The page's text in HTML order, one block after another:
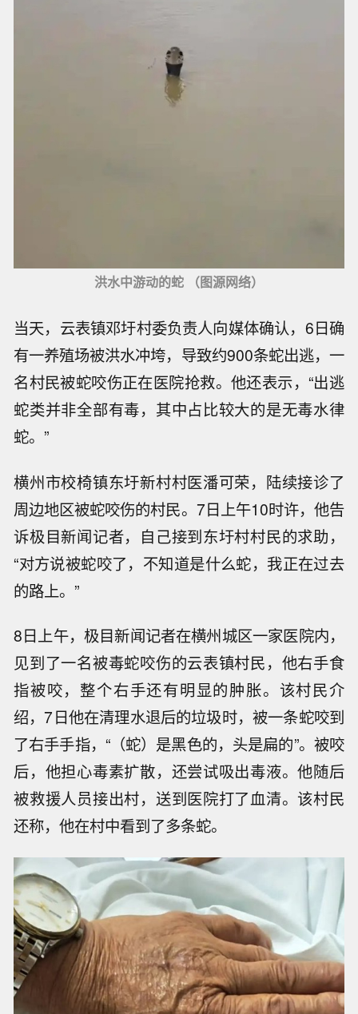
洪水中游动的蛇 （图源网络）
当天，云表镇邓圩村委负责人向媒体确认，6日确
有一养殖场被洪水冲垮，导致约900条蛇出逃，一
名村民被蛇咬伤正在医院抢救。他还表示，“出逃
蛇类并非全部有毒，其中占比较大的是无毒水律
蛇。”
横州市校椅镇东圩新村村医潘可荣，陆续接诊了
周边地区被蛇咬伤的村民。7日上午10时许，他告
诉极目新闻记者，自己接到东圩村村民的求助，
“对方说被蛇咬了，不知道是什么蛇，我正在过去
的路上。”
8日上午，极目新闻记者在横州城区一家医院内，
见到了一名被毒蛇咬伤的云表镇村民，他右手食
指被咬，整个右手还有明显的肿胀。该村民介
绍，7日他在清理水退后的垃圾时，被一条蛇咬到
了右手手指，“（蛇）是黑色的，头是扁的”。被咬
后，他担心毒素扩散，还尝试吸出毒液。他随后
被救援人员接出村，送到医院打了血清。该村民
还称，他在村中看到了多条蛇。